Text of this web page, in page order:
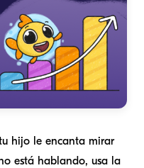
hijo le encanta mirar
está hablando, usa la